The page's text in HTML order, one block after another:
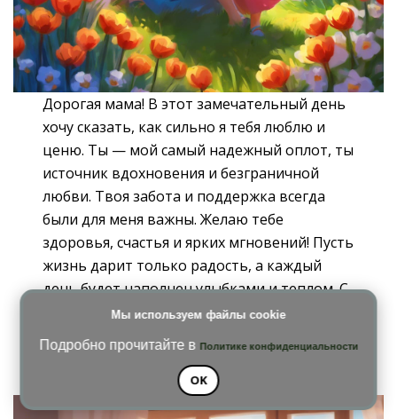
Дорогая мама! В этот замечательный день
хочу сказать, как сильно я тебя люблю и
ценю. Ты — мой самый надежный оплот, ты
источник вдохновения и безграничной
любви. Твоя забота и поддержка всегда
были для меня важны. Желаю тебе
здоровья, счастья и ярких мгновений! Пусть
жизнь дарит только радость, а каждый
день будет наполнен улыбками и теплом. С
Днем матери!
*********
Мы используем файлы cookie
Подробно прочитайте в Политике конфиденциальности
OK